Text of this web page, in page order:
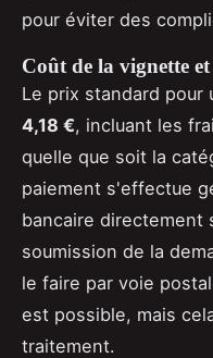
pour éviter des
Coût de la vignette
Le prix standard pour
4,18 €, incluant les
quelle que soit la
paiement s'effectue
bancaire directement
soumission de la
le faire par voie
est possible, mais
traitement.